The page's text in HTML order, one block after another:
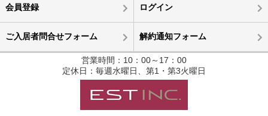
会員登録 ログイン
ご入居者問合せフォーム 解約通知フォーム
営業時間：10：00～17：00
定休日：毎週水曜日、第1・第3火曜日